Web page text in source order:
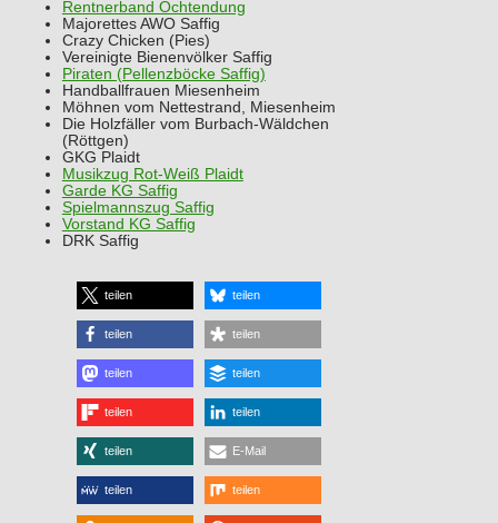
Rentnerband Ochtendung
Majorettes AWO Saffig
Crazy Chicken (Pies)
Vereinigte Bienenvölker Saffig
Piraten (Pellenzböcke Saffig)
Handballfrauen Miesenheim
Möhnen vom Nettestrand, Miesenheim
Die Holzfäller vom Burbach-Wäldchen
(Röttgen)
GKG Plaidt
Musikzug Rot-Weiß Plaidt
Garde KG Saffig
Spielmannszug Saffig
Vorstand KG Saffig
DRK Saffig
teilen teilen
teilen teilen
teilen teilen
teilen teilen
teilen E-Mail
teilen teilen